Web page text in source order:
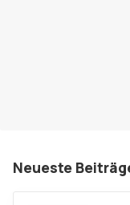
Neueste